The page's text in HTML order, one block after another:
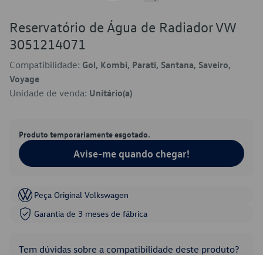
Reservatório de Água de Radiador VW
3051214071
Compatibilidade: Gol, Kombi, Parati, Santana, Saveiro,
Voyage
Unidade de venda: Unitário(a)
Produto temporariamente esgotado.
Avise-me quando chegar!
Peça Original Volkswagen
Garantia de 3 meses de fábrica
Tem dúvidas sobre a compatibilidade deste produto?